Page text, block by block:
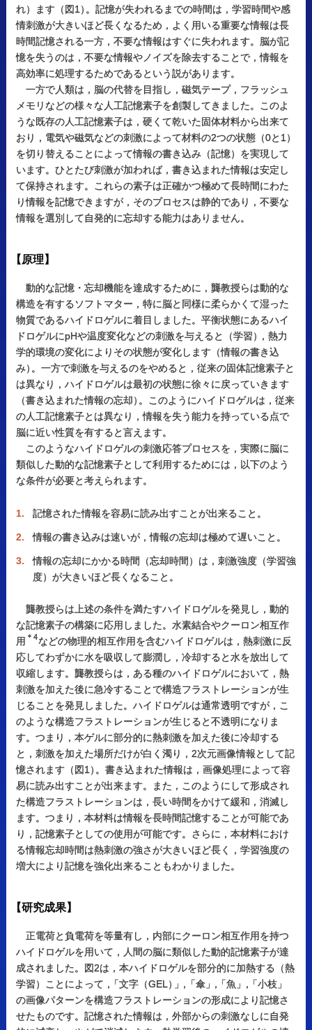
れ）ます（図1） 。記憶が失われるまでの時間は，学習時間や感
情刺激が大きいほど長くなるため，よく用いる重要な情報は長
時間記憶される一方，不要な情報はすぐに失われます。脳が記
憶を失うのは，不要な情報やノイズを除去することで，情報を
高効率に処理するためであるという説があります。
一方で人類は，脳の代替を目指し，磁気テープ，フラッシュ
メモリなどの様々な人工記憶素子を創製してきました。このよ
うな既存の人工記憶素子は，硬くて乾いた固体材料から出来て
おり，電気や磁気などの刺激によって材料の2つの状態（0と1）
を切り替えることによって情報の書き込み（記憶）を実現して
います。ひとたび刺激が加われば，書き込まれた情報は安定し
て保持されます。これらの素子は正確かつ極めて長時間にわた
り情報を記憶できますが，そのプロセスは静的であり，不要な
情報を選別して自発的に忘却する能力はありません。
【 原理】
動的な記憶・忘却機能を達成するために，龔教授らは動的な
構造を有するソフトマター，特に脳と同様に柔らかくて湿った
物質であるハイドロゲルに着目しました。平衡状態にあるハイ
ドロゲルにpHや温度変化などの刺激を与えると（学習） ，熱力
学的環境の変化によりその状態が変化します（情報の書き込
み） 。一方で刺激を与えるのをやめると，従来の固体記憶素子と
は異なり，ハイドロゲルは最初の状態に徐々に戻っていきます
（書き込まれた情報の忘却） 。このようにハイドロゲルは，従来
の人工記憶素子とは異なり，情報を失う能力を持っている点で
脳に近い性質を有すると言えます。
このようなハイドロゲルの刺激応答プロセスを，実際に脳に
類似した動的な記憶素子として利用するためには，以下のよう
な条件が必要と考えられます。
記憶された情報を容易に読み出すことが出来ること。
情報の書き込みは速いが，情報の忘却は極めて遅いこと。
情報の忘却にかかる時間（忘却時間）は，刺激強度（学習強
度）が大きいほど長くなること。
龔教授らは上述の条件を満たすハイドロゲルを発見し，動的
な記憶素子の構築に応用しました。水素結合やクーロン相互作
用 ＊4などの物理的相互作用を含むハイドロゲルは，熱刺激に反
応してわずかに水を吸収して膨潤し，冷却すると水を放出して
収縮します。龔教授らは，ある種のハイドロゲルにおいて，熱
刺激を加えた後に急冷することで構造フラストレーションが生
じることを発見しました。ハイドロゲルは通常透明ですが，こ
のような構造フラストレーションが生じると不透明になりま
す。つまり，本ゲルに部分的に熱刺激を加えた後に冷却する
と，刺激を加えた場所だけが白く濁り，2次元画像情報として記
憶されます（図1） 。書き込まれた情報は，画像処理によって容
易に読み出すことが出来ます。また，このようにして形成され
た構造フラストレーションは，長い時間をかけて緩和，消滅し
ます。つまり，本材料は情報を長時間記憶することが可能であ
り，記憶素子としての使用が可能です。さらに，本材料におけ
る情報忘却時間は熱刺激の強さが大きいほど長く，学習強度の
増大により記憶を強化出来ることもわかりました。
【研究成果】
正電荷と負電荷を等量有し，内部にクーロン相互作用を持つ
ハイドロゲルを用いて，人間の脳に類似した動的記憶素子が達
成されました。図2は，本ハイドロゲルを部分的に加熱する（熱
学習）ことによって ， 「文字（GEL） 」 ， 「傘」 ， 「魚 」 ， 「小枝」
の画像パターンを構造フラストレーションの形成により記憶さ
せたものです。記憶された情報は，外部からの刺激なしに自発